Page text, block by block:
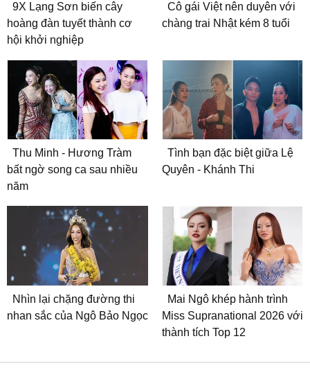
9X Lạng Sơn biến cây
hoàng đàn tuyết thành cơ
hội khởi nghiệp
Cô gái Việt nên duyên với
chàng trai Nhật kém 8 tuổi
Thu Minh - Hương Tràm
bất ngờ song ca sau nhiều
năm
Tình bạn đặc biệt giữa Lệ
Quyên - Khánh Thi
Nhìn lại chặng đường thi
nhan sắc của Ngô Bảo Ngọc
Mai Ngô khép hành trình
Miss Supranational 2026 với
thành tích Top 12